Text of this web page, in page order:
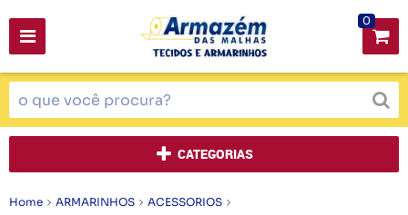
0
CATEGORIAS
Home ARMARINHOS
ACESSORIOS